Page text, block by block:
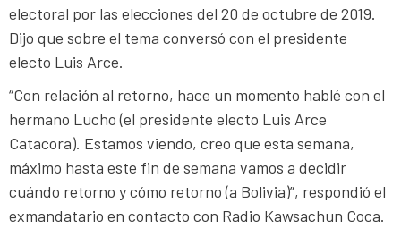
electoral por las elecciones del 20 de octubre de 2019.
Dijo que sobre el tema conversó con el presidente
electo Luis Arce.
“Con relación al retorno, hace un momento hablé con el
hermano Lucho (el presidente electo Luis Arce
Catacora). Estamos viendo, creo que esta semana,
máximo hasta este fin de semana vamos a decidir
cuándo retorno y cómo retorno (a Bolivia)”, respondió el
exmandatario en contacto con Radio Kawsachun Coca.